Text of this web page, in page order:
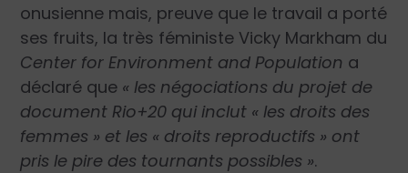
onusienne mais, preuve que le travail a porté
ses fruits, la très féministe Vicky Markham du
Center for Environment and Population a
déclaré que « les négociations du projet de
document Rio+20 qui inclut « les droits des
femmes » et les « droits reproductifs » ont
pris le pire des tournants possibles ».